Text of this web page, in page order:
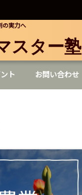
の実力へ
スター塾
ト お問い合わせ